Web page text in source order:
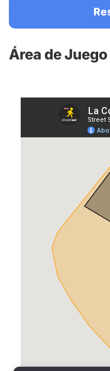
Área de Juego